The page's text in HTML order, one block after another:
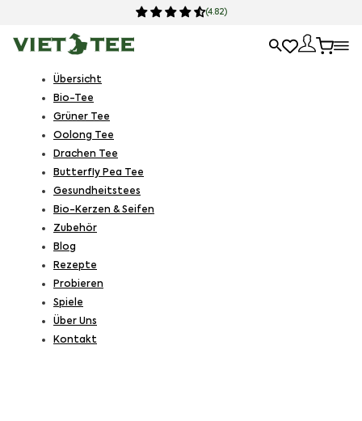
(4.82)
Übersicht
Bio-Tee
Grüner Tee
Oolong Tee
Drachen Tee
Butterfly Pea Tee
Gesundheitstees
Bio-Kerzen & Seifen
Zubehör
Blog
Rezepte
Probieren
Spiele
Über Uns
Kontakt